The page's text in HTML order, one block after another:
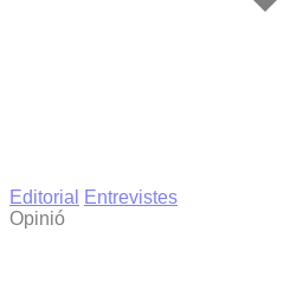
Editorial
Entrevistes
Opinió